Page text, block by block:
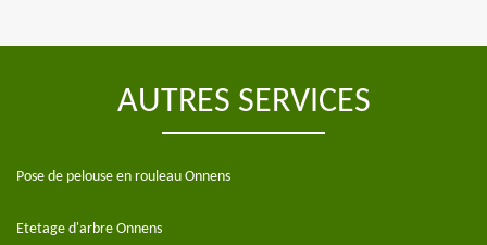
AUTRES SERVICES
Pose de pelouse en rouleau Onnens
Etetage d'arbre Onnens